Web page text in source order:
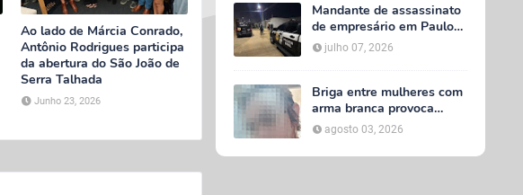
Ao lado de Márcia Conrado,
Antônio Rodrigues participa
da abertura do São João de
Serra Talhada
Junho 23, 2026
Serra Talhada
Mandante de assassinato
de empresário em Paulo
Afonso é preso em Serra
Talhada; suspeito
vítima
julho 07, 2026
Briga entre mulheres com
arma branca provoca
tumulto em loja no bairro
AABB, em Serra Talhada
agosto 03, 2026